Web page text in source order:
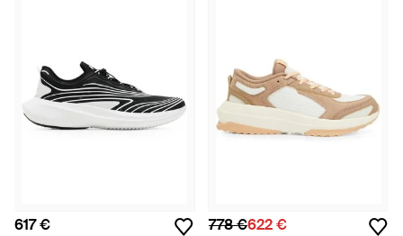
617 € 778 €622 €